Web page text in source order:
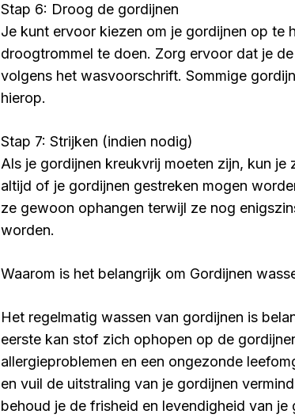
Stap 6: Droog de gordijnen
Je kunt ervoor kiezen om je gordijnen op te
droogtrommel te doen. Zorg ervoor dat je
volgens het wasvoorschrift. Sommige
hierop.
Stap 7: Strijken (indien nodig)
Als je gordijnen kreukvrij moeten zijn, kun
altijd of je gordijnen gestreken mogen
ze gewoon ophangen terwijl ze nog
worden.
Waarom is het belangrijk om Gordijnen
Het regelmatig wassen van gordijnen is
eerste kan stof zich ophopen op de
allergieproblemen en een ongezonde
en vuil de uitstraling van je gordijnen
behoud je de frisheid en levendigheid van